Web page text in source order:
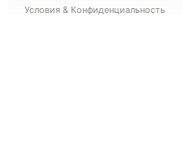
Условия & Конфиденциальность